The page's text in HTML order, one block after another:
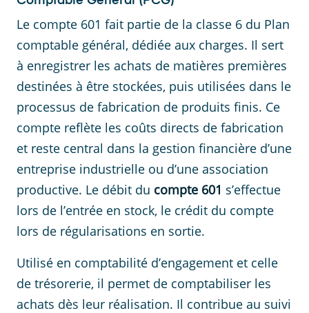
Le compte 601 fait partie de la classe 6 du Plan
comptable général, dédiée aux charges. Il sert
à enregistrer les achats de matières premières
destinées à être stockées, puis utilisées dans le
processus de fabrication de produits finis. Ce
compte reflète les coûts directs de fabrication
et reste central dans la gestion financière d’une
entreprise industrielle ou d’une association
productive. Le débit du compte 601 s’effectue
lors de l’entrée en stock, le crédit du compte
lors de régularisations en sortie.
Utilisé en comptabilité d’engagement et celle
de trésorerie, il permet de comptabiliser les
achats dès leur réalisation. Il contribue au suivi